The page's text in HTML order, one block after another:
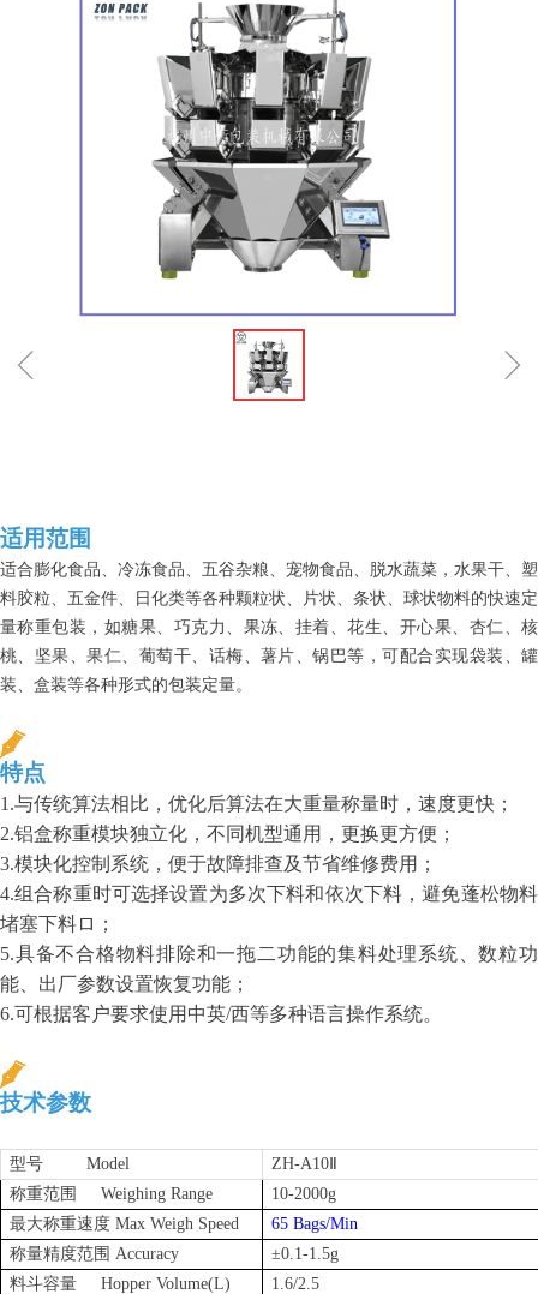
ꁆ ꁇ
适用范围
适合膨化食品、冷冻食品、五谷杂粮、宠物食品、脱水蔬菜，水果干、塑
料胶粒、五金件、日化类等各种颗粒状、片状、条状、球状物料的快速定
量称重包装，如糖果、巧克力、果冻、挂着、花生、开心果、杏仁、核
桃、坚果、果仁、葡萄干、话梅、薯片、锅巴等，可配合实现袋装、罐
装、盒装等各种形式的包装定量。
特点
1.与传统算法相比， 优化后算法在大重量称量时，速度更快；
2.铝盒称重模块独立化，不同机型通用，更换更方便；
3.模块化控制系统，便于故障排查及节省维修费用；
4.组合称重时可选择设置为多次下料和依次下料，避免蓬松物料
堵塞下料ロ；
5.具备不合格物料排除和一拖二功能的集料处理系统、数粒功
能、出厂参数设置恢复功能；
6.可根据客户要求使用中英/西等多种语言操作系统。
技术参数
型号 Model
ZH-A10Ⅱ
称重范围
Weighing Range 10-2000g
最大称重速度 Max Weigh Speed
65 Bags/Min
称量精度范围 Accuracy
±0.1-1.5g
料斗容量 Hopper Volume(L)
1.6/2.5